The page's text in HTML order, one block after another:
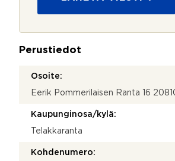
*
Perustiedot
Osoite:
Eerik Pommerilaisen Ranta 16
Kaupunginosa/kylä:
Telakkaranta
Kohdenumero: